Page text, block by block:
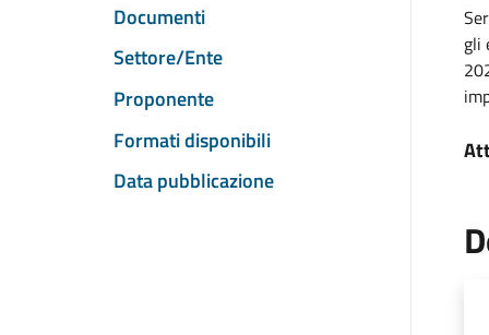
Documenti
Settore/Ente
Proponente
Formati disponibili
Data pubblicazione
gli